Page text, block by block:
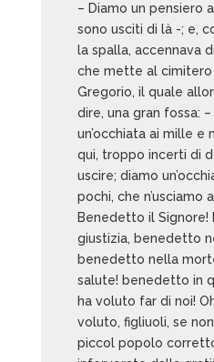
– Diamo un pensiero
sono usciti di là -; e,
la spalla, accennava
che mette al
Gregorio, il quale
dire, una gran fossa:
un’occhiata ai mille e
qui, troppo incerti di
uscire; diamo
pochi, che n’usciamo
Benedetto il
giustizia, benedetto
benedetto nella
salute! benedetto in
ha voluto far di noi!
voluto, figliuoli, se
piccol popolo